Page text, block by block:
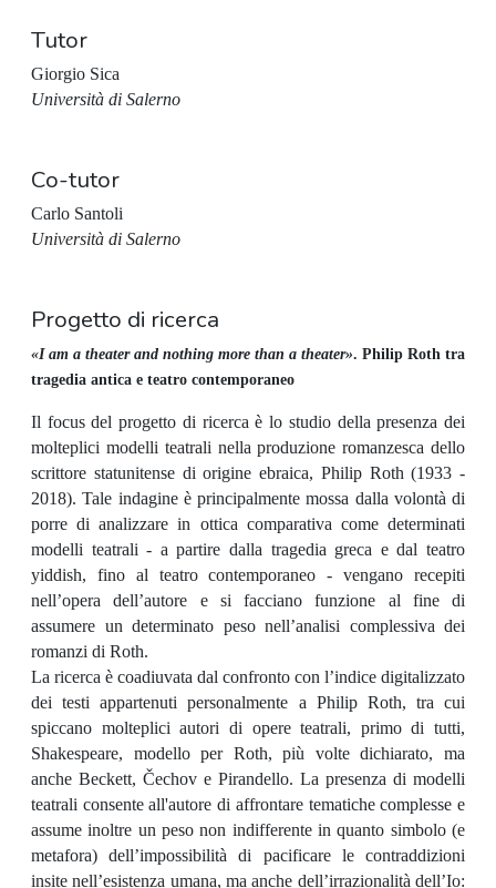
Tutor
Giorgio Sica
Università di Salerno
Co-tutor
Carlo Santoli
Università di Salerno
Progetto di ricerca
«I am a theater and nothing more than a theater». Philip Roth tra
tragedia antica e teatro contemporaneo
Il focus del progetto di ricerca è lo studio della presenza dei
molteplici modelli teatrali nella produzione romanzesca dello
scrittore statunitense di origine ebraica, Philip Roth (1933 -
2018). Tale indagine è principalmente mossa dalla volontà di
porre di analizzare in ottica comparativa come determinati
modelli teatrali - a partire dalla tragedia greca e dal teatro
yiddish, fino al teatro contemporaneo - vengano recepiti
nell’opera dell’autore e si facciano funzione al fine di
assumere un determinato peso nell’analisi complessiva dei
romanzi di Roth.
La ricerca è coadiuvata dal confronto con l’indice digitalizzato
dei testi appartenuti personalmente a Philip Roth, tra cui
spiccano molteplici autori di opere teatrali, primo di tutti,
Shakespeare, modello per Roth, più volte dichiarato, ma
anche Beckett, Čechov e Pirandello. La presenza di modelli
teatrali consente all'autore di affrontare tematiche complesse e
assume inoltre un peso non indifferente in quanto simbolo (e
metafora) dell’impossibilità di pacificare le contraddizioni
insite nell’esistenza umana, ma anche dell’irrazionalità dell’Io: